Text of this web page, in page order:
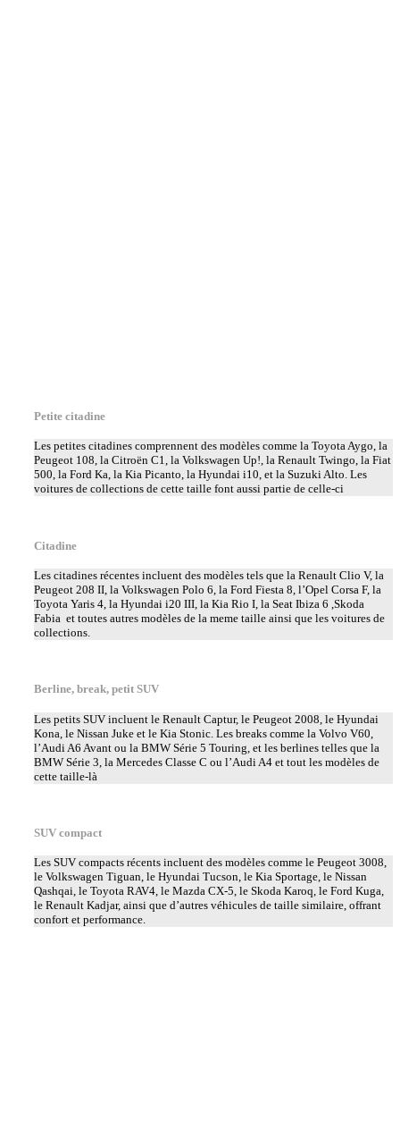
Petite citadine
Les petites citadines comprennent des modèles comme la Toyota Aygo, la
Peugeot 108, la Citroën C1, la Volkswagen Up!, la Renault Twingo, la Fiat
500, la Ford Ka, la Kia Picanto, la Hyundai i10, et la Suzuki Alto. Les
voitures de collections de cette taille font aussi partie de celle-ci
Citadine
Les citadines récentes incluent des modèles tels que la Renault Clio V, la
Peugeot 208 II, la Volkswagen Polo 6, la Ford Fiesta 8, l’Opel Corsa F, la
Toyota Yaris 4, la Hyundai i20 III, la Kia Rio I, la Seat Ibiza 6 ,Skoda
Fabia et toutes autres modèles de la meme taille ainsi que les voitures de
collections.
Berline, break, petit SUV
Les petits SUV incluent le Renault Captur, le Peugeot 2008, le Hyundai
Kona, le Nissan Juke et le Kia Stonic. Les breaks comme la Volvo V60,
l’Audi A6 Avant ou la BMW Série 5 Touring, et les berlines telles que la
BMW Série 3, la Mercedes Classe C ou l’Audi A4 et tout les modèles de
cette taille-là
SUV compact
Les SUV compacts récents incluent des modèles comme le Peugeot 3008,
le Volkswagen Tiguan, le Hyundai Tucson, le Kia Sportage, le Nissan
Qashqai, le Toyota RAV4, le Mazda CX-5, le Skoda Karoq, le Ford Kuga,
le Renault Kadjar, ainsi que d’autres véhicules de taille similaire, offrant
confort et performance.